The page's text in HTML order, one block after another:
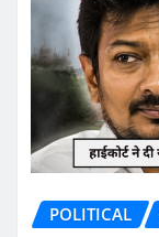
POLITICAL